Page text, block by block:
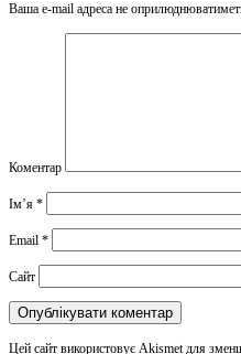
Ваша e-mail адреса не
Коментар
Ім’я *
Email *
Сайт
Цей сайт використовує Akismet для